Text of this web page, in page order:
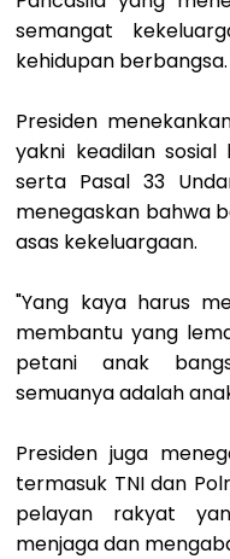
semangat
kehidupan berbangsa.
Presiden
yakni keadilan sosial
serta Pasal 33
menegaskan bahwa
asas kekeluargaan.
"Yang kaya harus
membantu yang
petani anak
semuanya adalah
Presiden juga
termasuk TNI dan
pelayan rakyat
menjaga dan